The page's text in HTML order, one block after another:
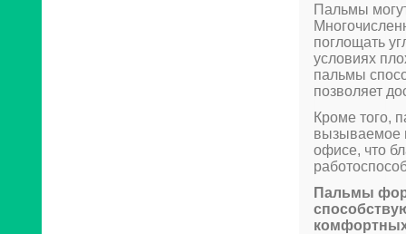
Пальмы
поглощать
условиях
пальмы
позволяет
Кроме того,
вызываемое
офисе, что
Пальмы